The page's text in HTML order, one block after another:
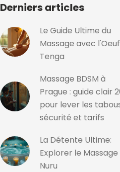
Derniers articles
Le Guide Ultime du
Massage avec l'Oeuf
Tenga
Massage BDSM à
Prague : guide clair
pour lever les
sécurité et tarifs
La Détente Ultime:
Explorer le Massage
Nuru